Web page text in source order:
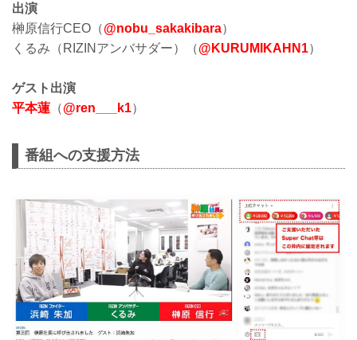
出演
榊原信行CEO（@nobu_sakakibara）
くるみ（RIZINアンバサダー）（@KURUMIKAHN1）
ゲスト出演
平本蓮 （@ren___k1）
番組への支援方法